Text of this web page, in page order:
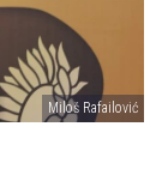
Miloš Rafailović